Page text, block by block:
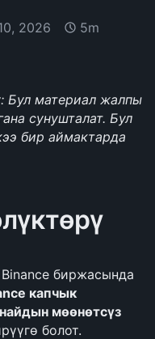
2026 5m
Бул материал жалпы
сунушталат. Бул
бир аймактарда
биржасында
капчык
мөөнөтсүз
болот.